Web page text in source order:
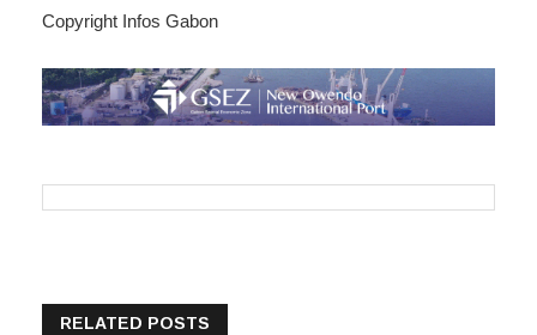
Copyright Infos Gabon
RELATED POSTS